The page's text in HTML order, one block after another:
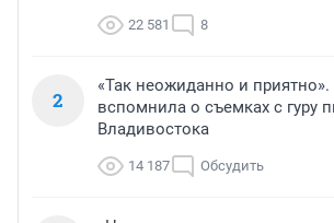
22 581 8
2
«Так неожиданно и
вспомнила о съемках с гуру
Владивостока
14 187 Обсудить